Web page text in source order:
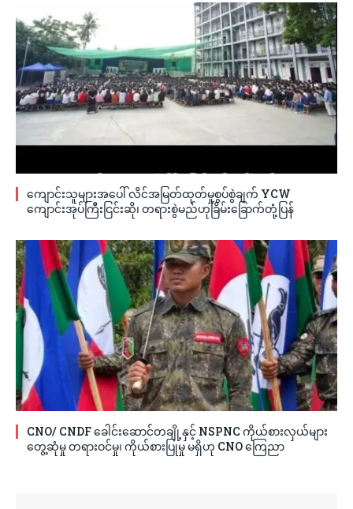
ကျောင်းသူများအပေါ် လိင်အမြတ်ထုတ်မှုစွပ်စွဲချက် YCW
ကျောင်းအုပ်ကြီးငြင်းဆို၊ တရားစွဲမည်ဟုခြိမ်းခြောက်တုံ့ပြန်
CNO/ CNDF ခေါင်းဆောင်တချို့နှင့် NSPNC ကိုယ်စားလှယ်များ
တွေ့ဆုံမှု တရားဝင်မှု၊ ကိုယ်စားပြုမှု မရှိဟု CNO ကြေညာ